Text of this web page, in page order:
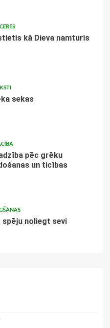
kā Dieva namturis
sekas
pēc grēku
un ticības
spēju noliegt sevi